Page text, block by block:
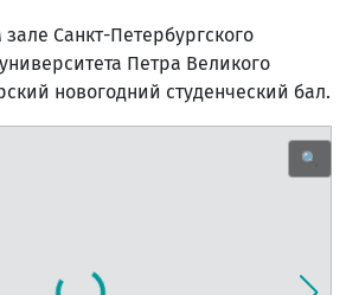
Санкт-Петербургского
Петра Великого
новогодний студенческий бал.
🔍